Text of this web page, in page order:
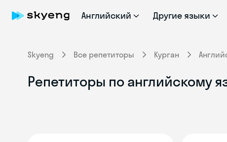
Английский Другие языки
Skyeng Все репетиторы Курган
Репетиторы по английскому